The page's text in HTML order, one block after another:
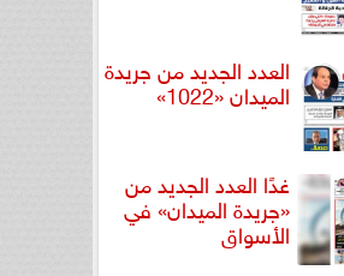
العدد الجديد من جريدة
الميدان «1022»
غدًا العدد الجديد من
«جريدة الميدان» في
الأسواق